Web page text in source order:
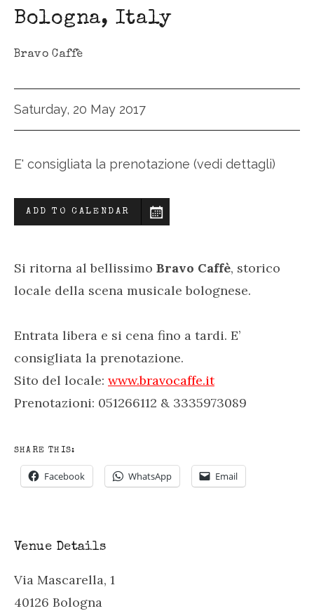
Bologna, Italy
Bravo Caffè
Saturday, 20 May 2017
E' consigliata la prenotazione (vedi dettagli)
ADD TO CALENDAR
Si ritorna al bellissimo Bravo Caffè, storico
locale della scena musicale bolognese.
Entrata libera e si cena fino a tardi. E’
consigliata la prenotazione.
Sito del locale: www.bravocaffe.it
Prenotazioni: 051266112 & 3335973089
SHARE THIS:
Facebook WhatsApp Email
Venue Details
Via Mascarella, 1
40126 Bologna